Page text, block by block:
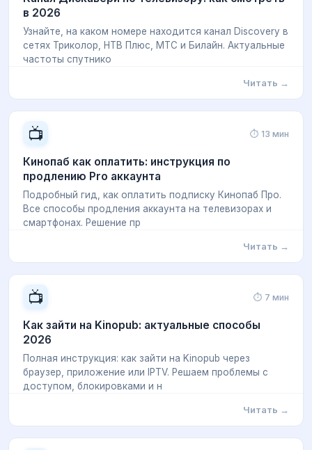
в 2026
Узнайте, на каком номере находится канал Discovery в
сетях Триколор, НТВ Плюс, МТС и Билайн. Актуальные
частоты спутнико
Читать →
📺 ⏱ 13 мин
Кинопаб как оплатить: инструкция по
продлению Pro аккаунта
Подробный гид, как оплатить подписку Кинопаб Про.
Все способы продления аккаунта на телевизорах и
смартфонах. Решение пр
Читать →
📺 ⏱ 7 мин
Как зайти на Kinopub: актуальные способы
2026
Полная инструкция: как зайти на Kinopub через
браузер, приложение или IPTV. Решаем проблемы с
доступом, блокировками и н
Читать →